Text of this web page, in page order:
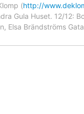
(http://
Gula Huset. 12/12:
Elsa Brändströms